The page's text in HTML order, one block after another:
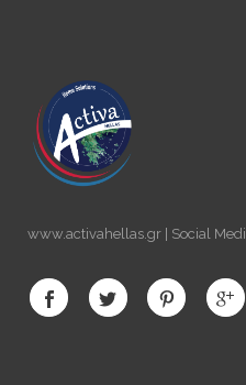
www.activahellas.gr | Social